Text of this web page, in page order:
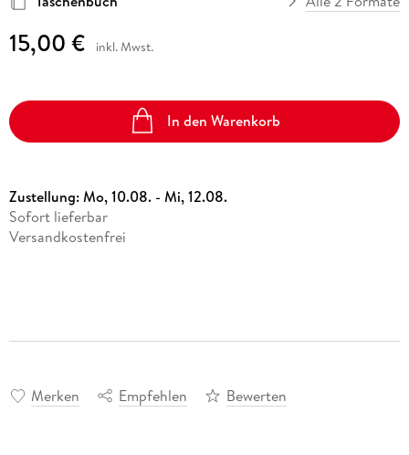
15,00 € inkl. Mwst.
In den Warenkorb
Zustellung:Mo, 10.08. - Mi, 12.08.
Sofort lieferbar
Versandkostenfrei
Merken Empfehlen Bewerten